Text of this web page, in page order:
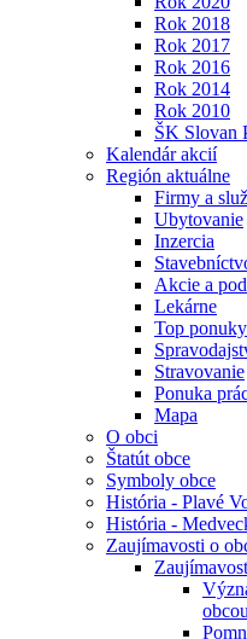
Rok 2018
Rok 2017
Rok 2016
Rok 2014
Rok 2010
ŠK Slovan
Kalendár akcií
Región aktuálne
Firmy a
Ubytovanie
Inzercia
Akcie a
Lekárne
Top ponuky
Stravovanie
Ponuka
Mapa
O obci
Štatút obce
Symboly obce
História - Plavé
História -
Zaujímavosti o
obcou